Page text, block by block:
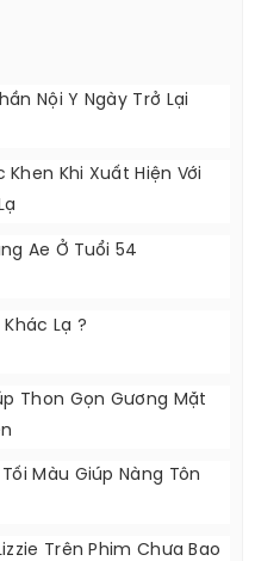
Nội Y Ngày Trở Lại
Khi Xuất Hiện Với
Ae Ở Tuổi 54
Khác Lạ ?
Thon Gọn Gương Mặt
Màu Giúp Nàng Tôn
Trên Phim Chưa Bao